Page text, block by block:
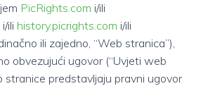
PicRights.com i/ili
i/ili history.picrights.com i/ili
ili zajedno, “Web stranica”),
obvezujući ugovor (“Uvjeti web
stranice predstavljaju pravni ugovor